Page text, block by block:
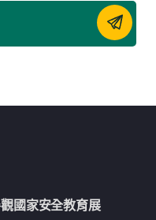
國家安全教育展